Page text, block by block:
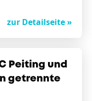
zur Detailseite »
Peiting und
getrennte